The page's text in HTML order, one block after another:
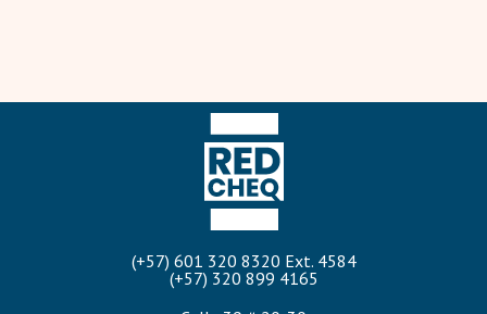
(+57) 601 320 8320 Ext. 4584
(+57) 320 899 4165